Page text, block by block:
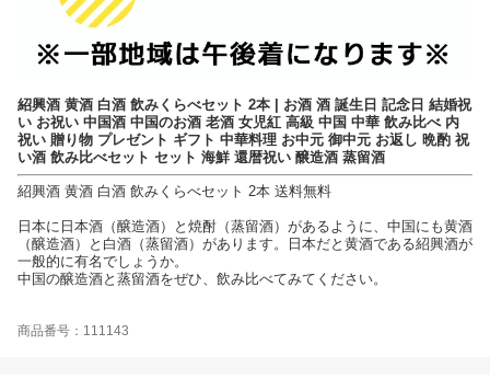
紹興酒 黄酒 白酒 飲みくらべセット 2本 | お酒 酒 誕生日 記念日 結婚祝
い お祝い 中国酒 中国のお酒 老酒 女児紅 高級 中国 中華 飲み比べ 内
祝い 贈り物 プレゼント ギフト 中華料理 お中元 御中元 お返し 晩酌 祝
い酒 飲み比べセット セット 海鮮 還暦祝い 醸造酒 蒸留酒
紹興酒 黄酒 白酒 飲みくらべセット 2本 送料無料
日本に日本酒（醸造酒）と焼酎（蒸留酒）があるように、中国にも黄酒
（醸造酒）と白酒（蒸留酒）があります。日本だと黄酒である紹興酒が
一般的に有名でしょうか。
中国の醸造酒と蒸留酒をぜひ、飲み比べてみてください。
商品番号：111143